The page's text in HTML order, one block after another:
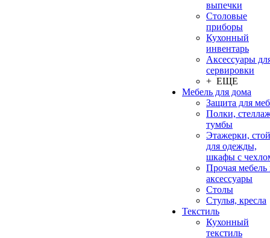
выпечки
Столовые
приборы
Кухонный
инвентарь
Аксессуары
сервировки
+ ЕЩЕ
Мебель для дома
Защита для
Полки,
тумбы
Этажерки,
для одежды,
шкафы с
Прочая мебель
аксессуары
Столы
Стулья, кресла
Текстиль
Кухонный
текстиль